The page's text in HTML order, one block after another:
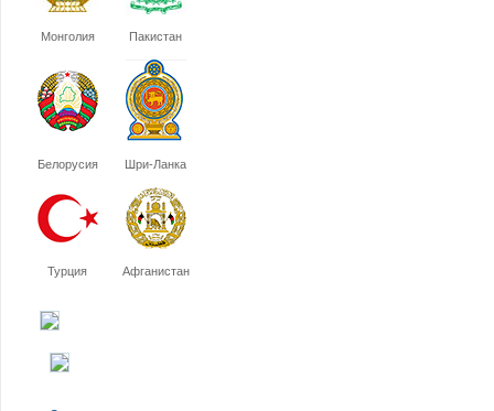
Монголия Пакистан
Белорусия Шри-Ланка
Турция Афганистан